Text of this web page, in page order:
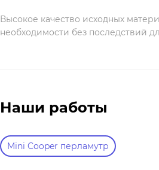
Высокое качество исходных
необходимости без последствий
Наши работы
Mini Cooper перламутр